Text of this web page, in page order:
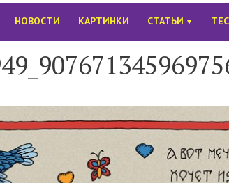
НОВОСТИ КАРТИНКИ СТАТЬИ ▼